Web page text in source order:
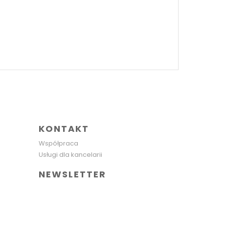
KONTAKT
Współpraca
Usługi dla kancelarii
NEWSLETTER